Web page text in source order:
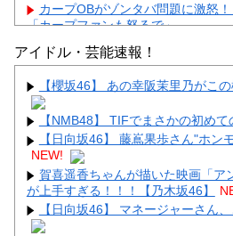
カープOBがゾンタバ問題に激怒！
「カープファンも怒るで」
【画像】顔100点、体30点の女ｗｗ
Powered by livedoor 相互RSS
アイドル・芸能速報！
【櫻坂46】 あの幸阪茉里乃がこ
【NMB48】 TIFでまさかの初めて
【日向坂46】 藤嶌果歩さん"ホン
NEW!
賀喜遥香ちゃんが描いた映画「ア
が上手すぎる！！！【乃木坂46】
【日向坂46】 マネージャーさん